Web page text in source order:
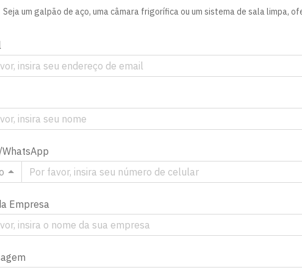
Seja um galpão de aço, uma câmara frigorífica ou um sistema de sala limpa,
Empresa